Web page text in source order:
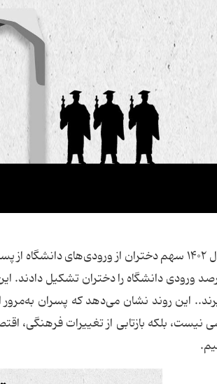
درصد ورودی دانشگاه را دختران تشکیل
این روند نشان می‌دهد که پسران